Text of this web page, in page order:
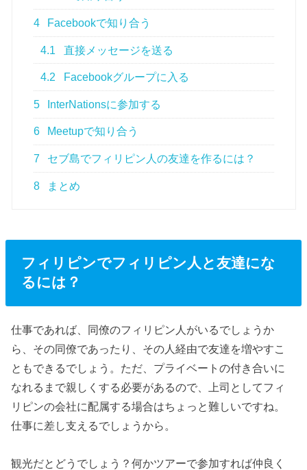
4 Facebookで知り合う
4.1 直接メッセージを送る
4.2 Facebookグループに入る
5 InterNationsに参加する
6 Meetupで知り合う
7 セブ島でフィリピン人の友達を作るには？
8 まとめ
フィリピンでフィリピン人と友達にな
るには？
仕事であれば、同僚のフィリピン人がいるでしょうか
ら、その同僚であったり、その人経由で友達を増やすこ
ともできるでしょう。ただ、プライベートの付き合いに
なれるまで親しくする必要があるので、上司としてフィ
リピンの会社に配属する場合はちょっと難しいですね。
仕事に差し支えるでしょうから。
観光だとどうでしょう？何かツアーで参加すれば仲良く